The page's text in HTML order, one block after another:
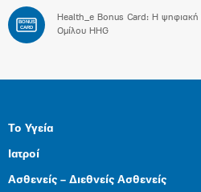
BONUS
CARD
Health_e Bonus Card: H
Ομίλου HHG
Το Υγεία
Ιατροί
Ασθενείς – Διεθνείς Ασθενείς